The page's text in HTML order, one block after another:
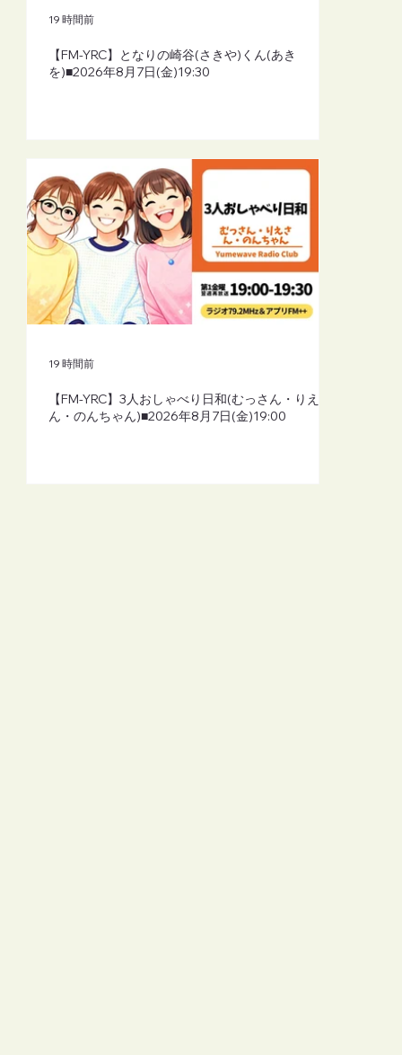
【FM-YRC】となりの崎谷(さきや)くん(あき
を)■2026年8月7日(金)19:30
19 時間前
【FM-YRC】3人おしゃべり日和(むっさん・りえさ
ん・のんちゃん)■2026年8月7日(金)19:00
19 時間前